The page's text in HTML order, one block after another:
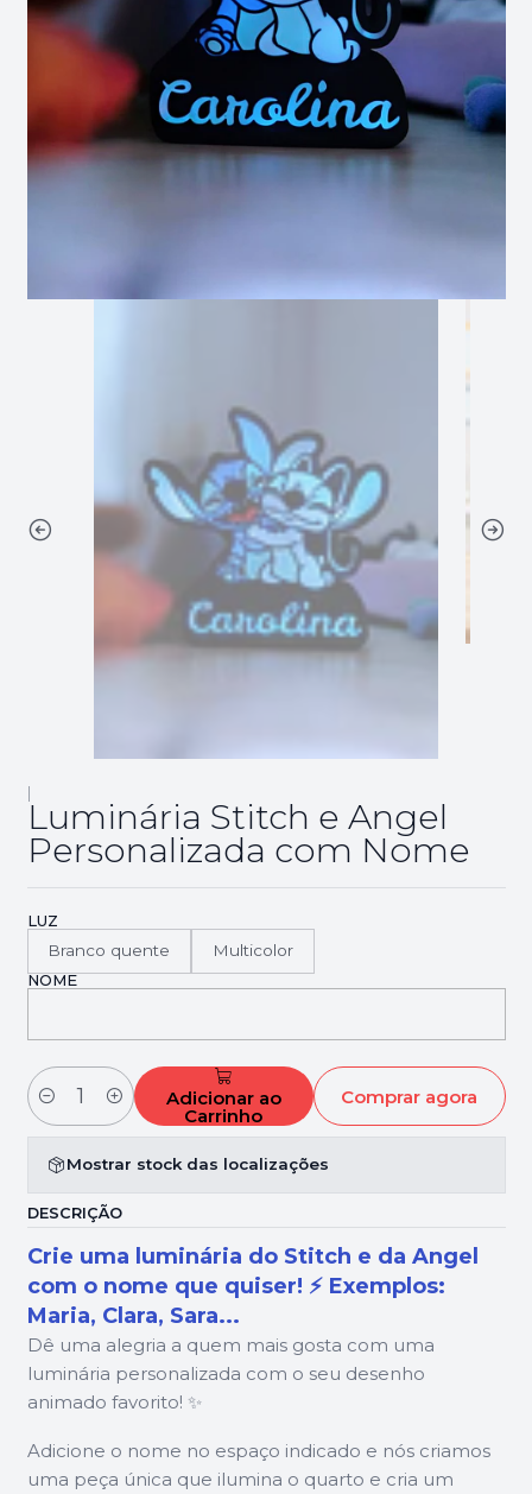
|
Luminária Stitch e Angel
Personalizada com Nome
LUZ
Branco quente Multicolor
NOME
Quantidade Adicionar ao
Carrinho
Comprar agora
Mostrar stock das localizações
DESCRIÇÃO
Crie uma luminária do Stitch e da Angel
com o nome que quiser! ⚡ Exemplos:
Maria, Clara, Sara...
Dê uma alegria a quem mais gosta com uma
luminária personalizada com o seu desenho
animado favorito! ✨
Adicione o nome no espaço indicado e nós criamos
uma peça única que ilumina o quarto e cria um